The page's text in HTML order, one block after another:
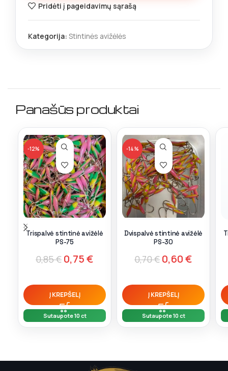
Pridėti į pageidavimų sąrašą
Kategorija: Stintinės avižėlės
Panašūs produktai
-12%
Trispalvė stintinė avižėlė
PS-75
0,85€ 0,75€
Į KREPŠELĮ
Sutaupote 10 ct
-14%
Dvispalvė stintinė avižėlė
PS-30
0,70€ 0,60€
Į KREPŠELĮ
Sutaupote 10 ct